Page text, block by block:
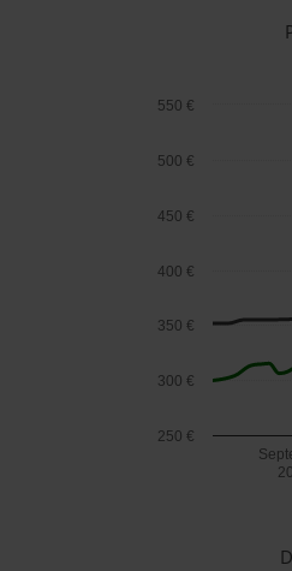
250 €
300 €
350 €
400 €
450 €
500 €
550 €